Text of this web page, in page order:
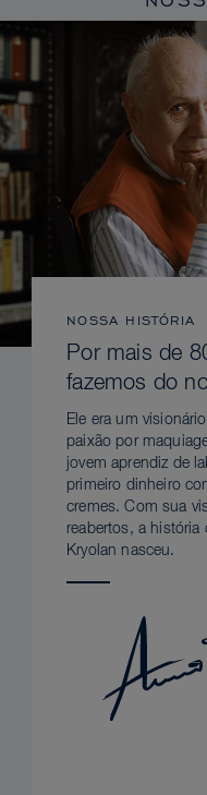
NOSSA HISTÓRIA
Por mais de
fazemos do
Ele era um
paixão por
jovem aprendiz de
primeiro dinheiro
cremes. Com sua
reabertos, a
Kryolan nasceu.